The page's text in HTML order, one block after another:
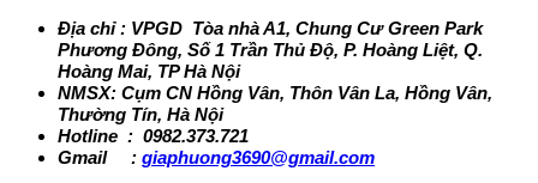
Địa chỉ : VPGD Tòa nhà A1, Chung Cư Green Park
Phương Đông, Số 1 Trần Thủ Độ, P. Hoàng Liệt, Q.
Hoàng Mai, TP Hà Nội
NMSX: Cụm CN Hồng Vân, Thôn Vân La, Hồng Vân,
Thường Tín, Hà Nội
Hotline : 0982.373.721
Gmail : giaphuong3690@gmail.com